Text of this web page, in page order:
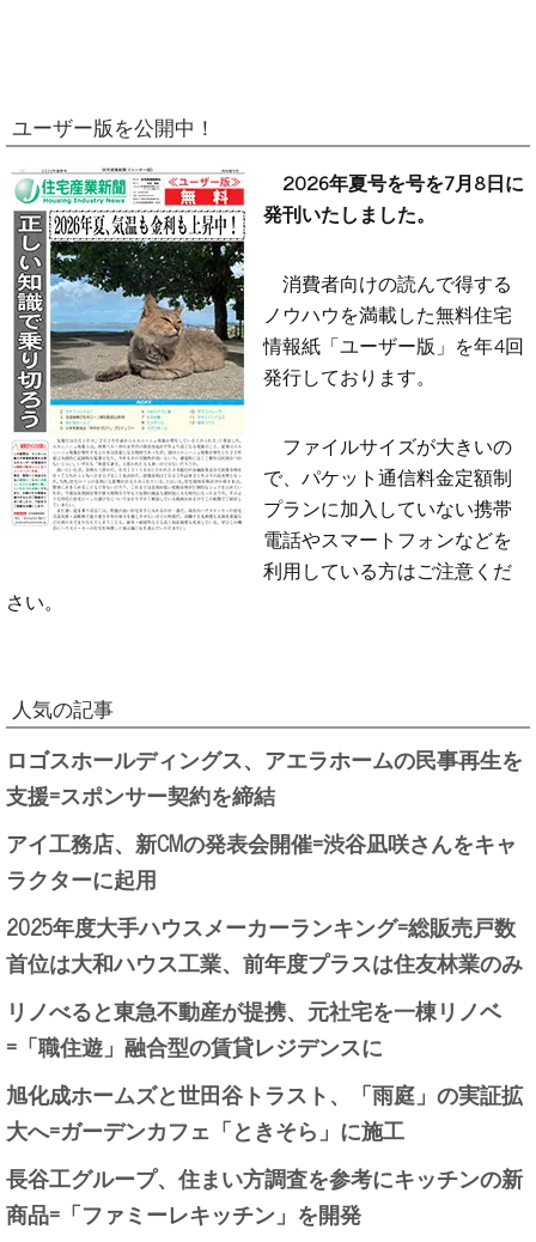
ユーザー版を公開中！
2026年夏号を号を7月8日に
発刊いたしました。
消費者向けの読んで得する
ノウハウを満載した無料住宅
情報紙「ユーザー版」を年4回
発行しております。
ファイルサイズが大きいの
で、パケット通信料金定額制
プランに加入していない携帯
電話やスマートフォンなどを
利用している方はご注意くだ
さい。
人気の記事
ロゴスホールディングス、アエラホームの民事再生を
支援=スポンサー契約を締結
アイ工務店、新CMの発表会開催=渋谷凪咲さんをキャ
ラクターに起用
2025年度大手ハウスメーカーランキング=総販売戸数
首位は大和ハウス工業、前年度プラスは住友林業のみ
リノべると東急不動産が提携、元社宅を一棟リノベ
=「職住遊」融合型の賃貸レジデンスに
旭化成ホームズと世田谷トラスト、「雨庭」の実証拡
大へ=ガーデンカフェ「ときそら」に施工
長谷工グループ、住まい方調査を参考にキッチンの新
商品=「ファミーレキッチン」を開発